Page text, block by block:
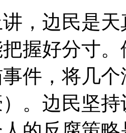
，边民是
握好分寸
件，将几
。边民坚